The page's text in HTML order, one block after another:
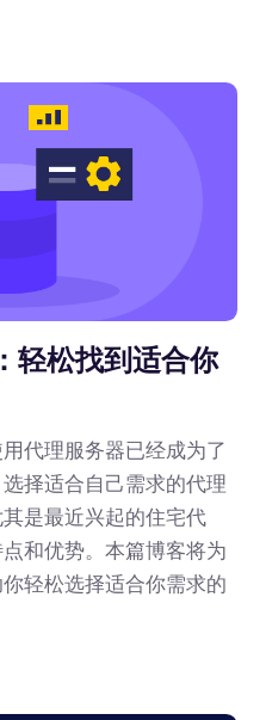
轻松找到适合你
代理服务器已经成为了
择适合自己需求的代理
是最近兴起的住宅代
和优势。本篇博客将为
轻松选择适合你需求的